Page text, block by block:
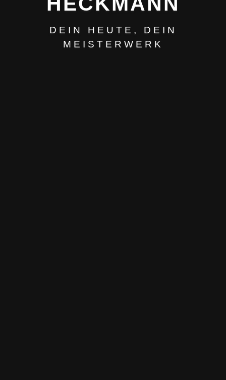
DEIN HEUTE, DEIN
MEISTERWERK